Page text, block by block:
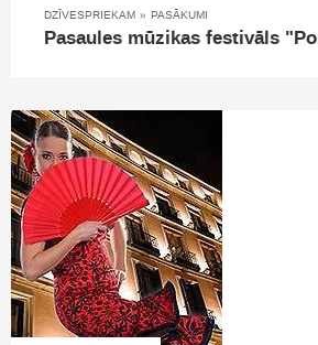
DZĪVESPRIEKAM » PASĀKUMI
Pasaules mūzikas festivāls